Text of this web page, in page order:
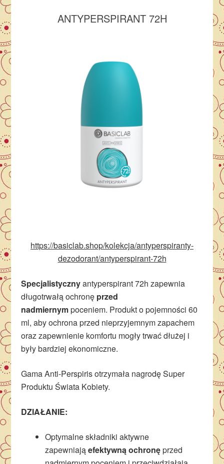
ANTYPERSPIRANT 72H
https://basiclab.shop/kolekcja/antyperspiranty-
dezodorant/antyperspirant-72h
Specjalistycznyantyperspirant 72h zapewnia
długotrwałą ochronę przed
nadmiernympoceniem. Produkt o pojemności 60
ml, aby ochrona przed nieprzyjemnym zapachem
oraz zapewnienie komfortu mogły trwać dłużej i
były bardziej ekonomiczne.
Gama Anti-Perspiris otrzymała nagrodę Super
Produktu Świata Kobiety.
DZIAŁANIE:
Optymalne składniki aktywne
zapewniająefektywną ochronęprzed